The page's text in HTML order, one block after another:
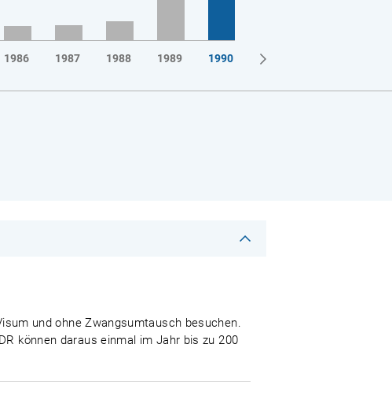
1986 1987 1988 1989 1990
und ohne Zwangsumtausch besuchen.
können daraus einmal im Jahr bis zu 200